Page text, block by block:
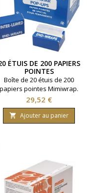
ÉTUIS DE 200 PAPIERS
POINTES
Boîte de 20 étuis de 200
papiers pointes Mimiwrap.
Prix
29,52 €
 Ajouter au panier